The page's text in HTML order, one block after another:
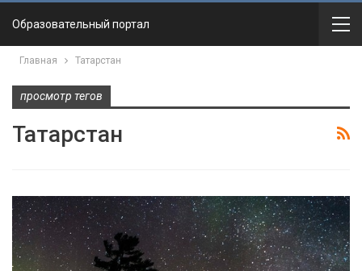
Образовательный портал
Главная Татарстан
просмотр тегов
Татарстан